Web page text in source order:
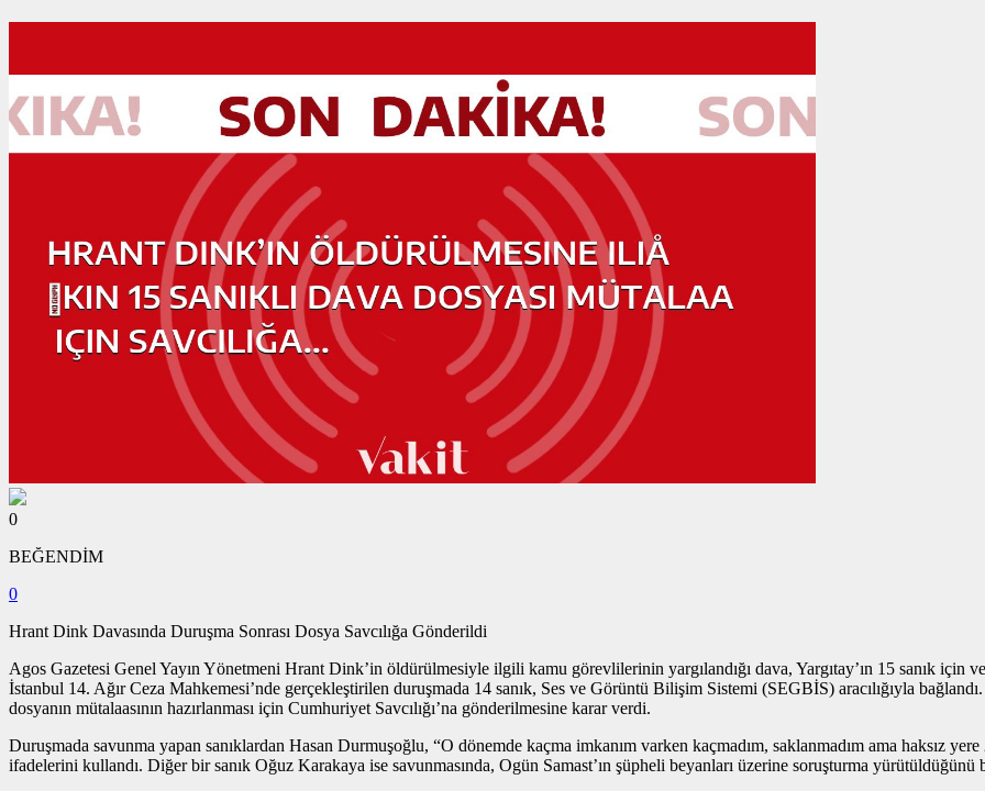
0
BEĞENDİM
0
Hrant Dink Davasında Duruşma Sonrası Dosya Savcılığa Gönderildi
Agos Gazetesi Genel Yayın Yönetmeni Hrant Dink’in öldürülmesiyle ilgili kamu görevlilerinin yargılandığı dava, Yargıtay’ın 15 sanık için
İstanbul 14. Ağır Ceza Mahkemesi’nde gerçekleştirilen duruşmada 14 sanık, Ses ve Görüntü Bilişim Sistemi (SEGBİS) aracılığıyla
dosyanın mütalaasının hazırlanması için Cumhuriyet Savcılığı’na gönderilmesine karar verdi.
Duruşmada savunma yapan sanıklardan Hasan Durmuşoğlu, “O dönemde kaçma imkanım varken kaçmadım, saklanmadım ama haksız
ifadelerini kullandı. Diğer bir sanık Oğuz Karakaya ise savunmasında, Ogün Samast’ın şüpheli beyanları üzerine soruşturma yürütüldüğünü